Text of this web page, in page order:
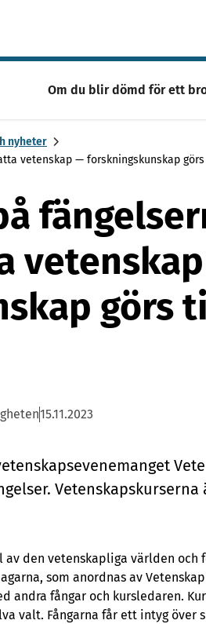
Om du blir dömd för ett
nyheter
vetenskap — forskningskunskap
görs
15.11.2023
av den vetenskapliga världen och
som anordnas av
andra fångar och kursledaren.
valt. Fångarna får ett intyg över